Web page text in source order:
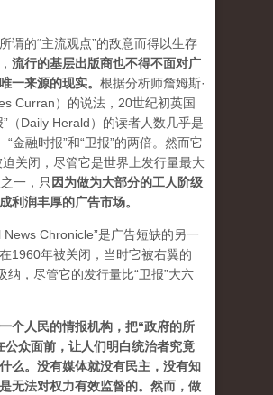
谓的“主流观点”的敌意而得以生存
流行的基层出版商也不得不面对广
一来源的现实。 根据分析师詹姆斯·
Curran）的说法，20世纪初英国
”（Daily Herald）的读者人数几乎是
“金融时报”和“卫报”的两倍。然而它
关闭，尽管它是世界上发行量最大
一， 只 因为做为大部分的工人阶级
利润丰厚的广告市场。
News Chronicle”是广告短缺的另一
1960年被关闭，当时它被右翼的
纳，尽管它的发行量比“卫报”大六
个人民的情报机构，把“政府的所
公众面前，让人们明白统治者究竟
么。没有媒体就没有民主，没有知
无法对权力有效监督的。然而，做